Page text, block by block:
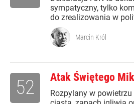
sympatyczny, tylko
do zrealizowania w
Marcin Król
Atak Świętego
Rozpylany w
52